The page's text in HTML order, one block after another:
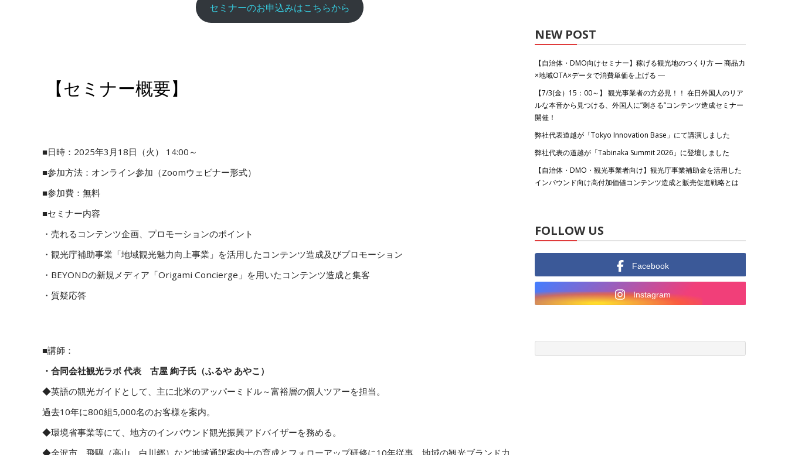
セミナーのお申込みはこちらから
【セミナー概要】
■日時：2025年3月18日（火） 14:00～
■参加方法：オンライン参加（Zoomウェビナー形式）
■参加費：無料
■セミナー内容
・売れるコンテンツ企画、プロモーションのポイント
・観光庁補助事業「地域観光魅力向上事業」を活用したコンテンツ造成及びプロモーション
・BEYONDの新規メディア「Origami Concierge」を用いたコンテンツ造成と集客
・質疑応答
■講師：
・合同会社観光ラボ 代表 古屋 絢子氏（ふるや あやこ）
◆英語の観光ガイドとして、主に北米のアッパーミドル～富裕層の個人ツアーを担当。
過去10年に800組5,000名のお客様を案内。
◆環境省事業等にて、地方のインバウンド観光振興アドバイザーを務める。
◆金沢市、飛騨（高山、白川郷）など地域通訳案内士の育成とフォローアップ研修に10年従事。地域の観光ブランド力
NEW POST
【自治体・DMO向けセミナー】稼げる観光地のつくり方 ― 商品力
×地域OTA×データで消費単価を上げる ―
【7/3(金）15：00～】 観光事業者の方必見！！ 在日外国人のリア
ルな本音から見つける、外国人に”刺さる”コンテンツ造成セミナー
開催！
弊社代表道越が「Tokyo Innovation Base」にて講演しました
弊社代表の道越が「Tabinaka Summit 2026」に登壇しました
【自治体・DMO・観光事業者向け】観光庁事業補助金を活用した
インバウンド向け高付加価値コンテンツ造成と販売促進戦略とは
FOLLOW US
Facebook
Instagram